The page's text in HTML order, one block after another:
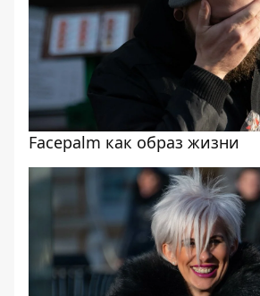
Facepalm как образ жизни